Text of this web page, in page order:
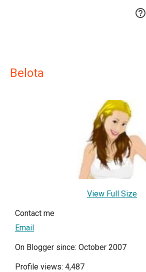

Belota
View Full Size
Contact me
Email
On Blogger since: October 2007
Profile views: 4,487